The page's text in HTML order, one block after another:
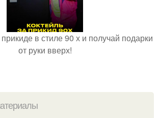
в стиле 90 х и получай подарки
от руки вверх!